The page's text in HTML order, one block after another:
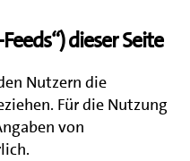
dieser Seite
Nutzern die
Für die Nutzung
von